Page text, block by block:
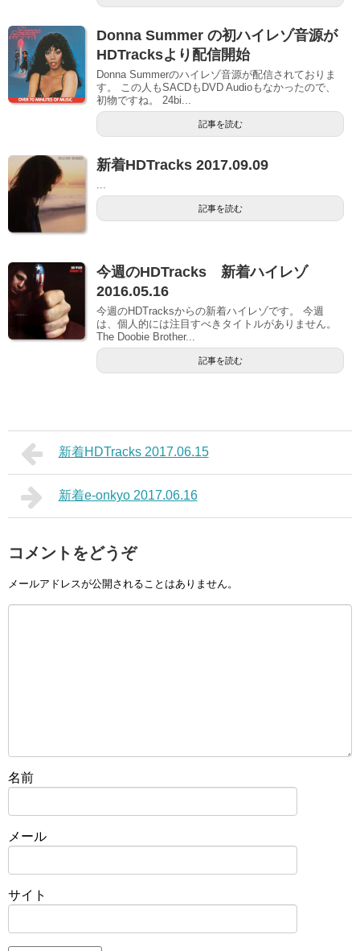
Donna Summer の初ハイレゾ音源が
HDTracksより配信開始
Donna Summerのハイレゾ音源が配信されておりま
す。 この人もSACDもDVD Audioもなかったので、
初物ですね。 24bi...
記事を読む
新着HDTracks 2017.09.09
記事を読む
今週のHDTracks 新着ハイレゾ
2016.05.16
今週のHDTracksからの新着ハイレゾです。 今週
は、個人的には注目すべきタイトルがありません。
The Doobie Brother...
記事を読む
新着HDTracks 2017.06.15
新着e-onkyo 2017.06.16
コメントをどうぞ
メールアドレスが公開されることはありません。
名前
メール
サイト